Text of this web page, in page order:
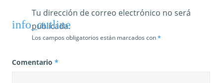
s
Tu dirección de correo electrónico no será
publicada.
Los campos obligatorios están marcados con*
Comentario *